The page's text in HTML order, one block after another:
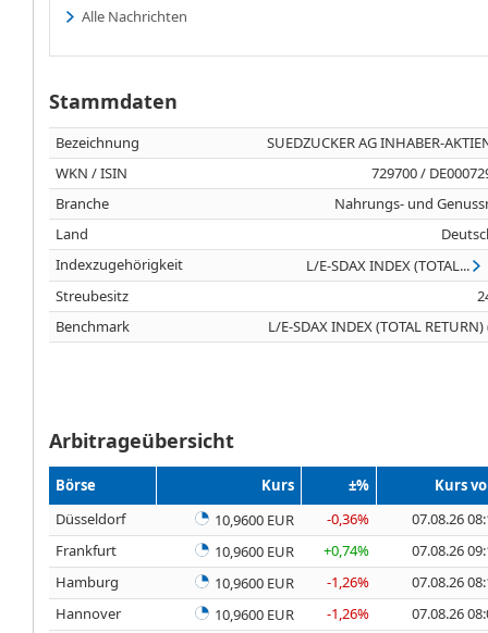
Alle Nachrichten
Stammdaten
Bezeichnung
SUEDZUCKER AG INHABER-
WKN / ISIN
729700 /
Branche
Nahrungs- und
Land
Indexzugehörigkeit
L/E-SDAX INDEX (TOTAL...
Streubesitz
Benchmark
L/E-SDAX INDEX (TOTAL RETURN)
Arbitrageübersicht
Börse Kurs ±%
Kurs
Düsseldorf
10,9600 EUR -0,36%
07.08.26
Frankfurt
10,9600 EUR +0,74%
07.08.26
Hamburg
10,9600 EUR -1,26%
07.08.26
Hannover
10,9600 EUR -1,26%
07.08.26